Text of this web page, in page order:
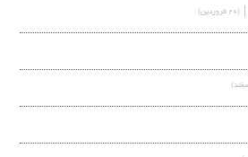
(۲۶ فروردین)